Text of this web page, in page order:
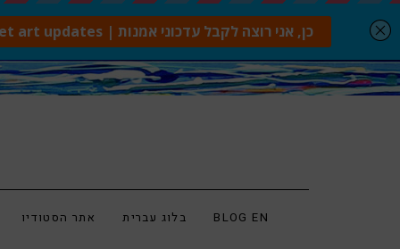
אתר הסטודיו בלוג עברית BLOG EN